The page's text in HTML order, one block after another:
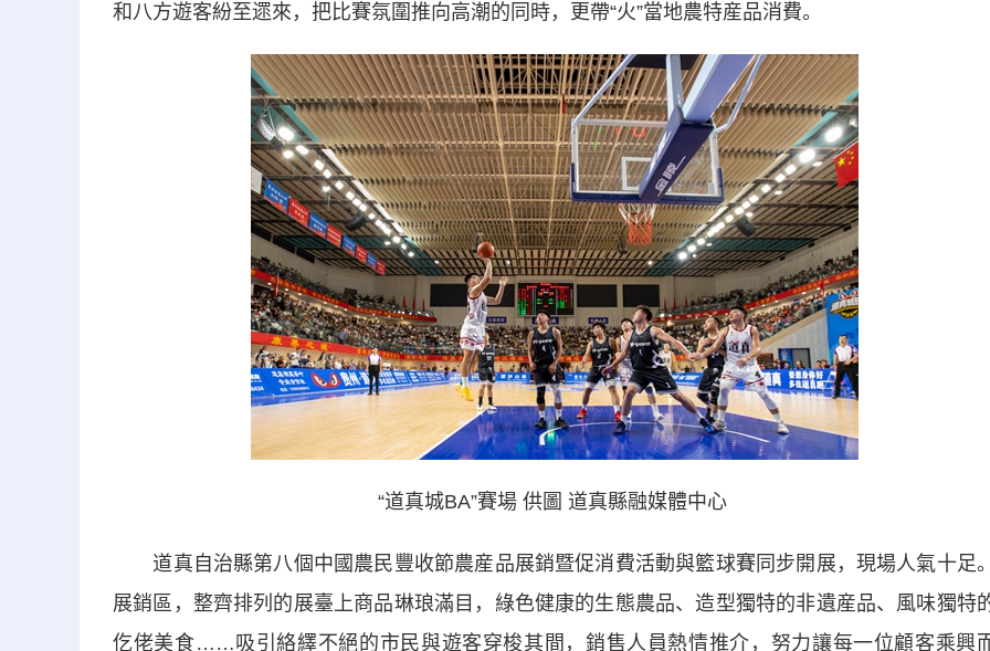
和八方遊客紛至遝來，把比賽氛圍推向高潮的同時，更帶“火”當地農特産品消費。
“道真城BA”賽場 供圖 道真縣融媒體中心
道真自治縣第八個中國農民豐收節農産品展銷暨促消費活動與籃球賽同步開展，現場人氣十足
展銷區，整齊排列的展臺上商品琳琅滿目，綠色健康的生態農品、造型獨特的非遺産品、風味獨特
仡佬美食……吸引絡繹不絕的市民與遊客穿梭其間，銷售人員熱情推介，努力讓每一位顧客乘興